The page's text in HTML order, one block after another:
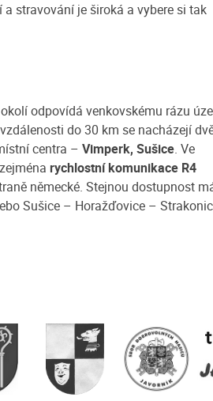
stravování je široká a vybere si tak
odpovídá venkovskému rázu
do 30 km se nacházejí
centra – Vimperk, Sušice. Ve
rychlostní komunikace R4
německé. Stejnou dostupnost
Sušice – Horažďovice –